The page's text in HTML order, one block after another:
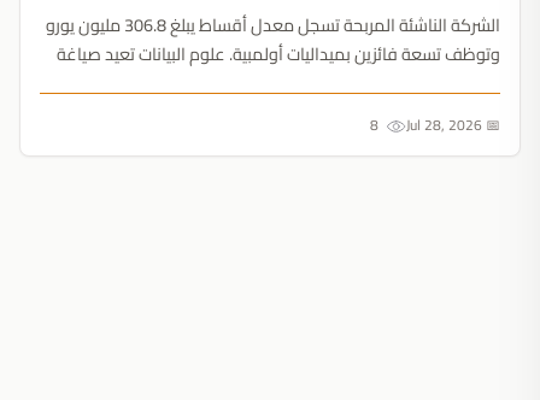
الشركة الناشئة المربحة تسجل معدل أقساط يبلغ 306.8 مليون يورو
وتوظف تسعة فائزين بميداليات أولمبية. علوم البيانات تعيد صياغة
📅 Jul 28, 2026